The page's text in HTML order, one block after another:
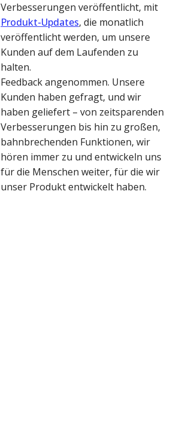
Verbesserungen veröffentlicht, mit
Produkt-Updates, die monatlich
veröffentlicht werden, um unsere
Kunden auf dem Laufenden zu
halten.
Feedback angenommen. Unsere
Kunden haben gefragt, und wir
haben geliefert – von zeitsparenden
Verbesserungen bis hin zu großen,
bahnbrechenden Funktionen, wir
hören immer zu und entwickeln uns
für die Menschen weiter, für die wir
unser Produkt entwickelt haben.